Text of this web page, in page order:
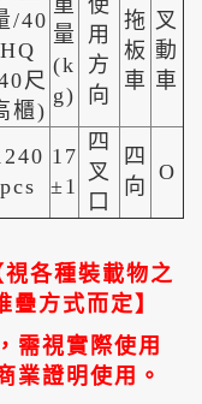
/40
HQ
尺
櫃)
量
(k
g)
用
方
向
拖
板
車
叉
動
車
pcs
17
±1
四
叉
口
四
向
O
各種裝載物之
方式而定】
需視實際使用
業證明使用。